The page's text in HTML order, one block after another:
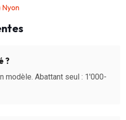
Nyon
?
modèle. Abattant seul : 1'000-